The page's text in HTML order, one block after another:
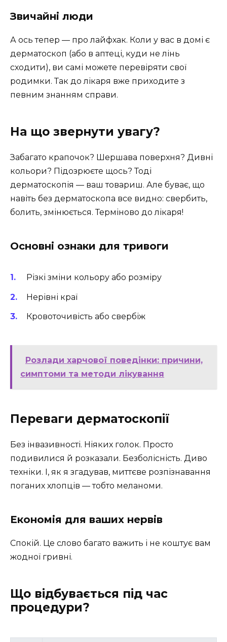
Звичайні люди
А ось тепер — про лайфхак. Коли у вас в домі є
дерматоскоп (або в аптеці, куди не лінь
сходити), ви самі можете перевіряти свої
родимки. Так до лікаря вже приходите з
певним знанням справи.
На що звернути увагу?
Забагато крапочок? Шершава поверхня? Дивні
кольори? Підозрюєте щось? Тоді
дерматоскопія — ваш товариш. Але буває, що
навіть без дерматоскопа все видно: свербить,
болить, змінюється. Терміново до лікаря!
Основні ознаки для тривоги
Різкі зміни кольору або розміру
Нерівні краї
Кровоточивість або свербіж
Розлади харчової поведінки: причини,
симптоми та методи лікування
Переваги дерматоскопії
Без інвазивності. Ніяких голок. Просто
подивилися й розказали. Безболісність. Диво
техніки. І, як я згадував, миттєве розпізнавання
поганих хлопців — тобто меланоми.
Економія для ваших нервів
Спокій. Це слово багато важить і не коштує вам
жодної гривні.
Що відбувається під час
процедури?